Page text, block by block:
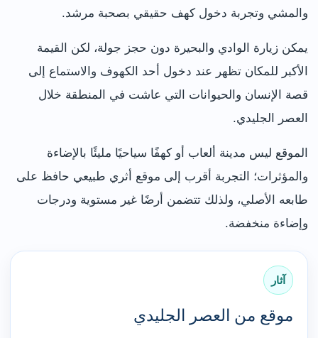
والمشي وتجربة دخول كهف حقيقي بصحبة مرشد.
يمكن زيارة الوادي والبحيرة دون حجز جولة، لكن القيمة
الأكبر للمكان تظهر عند دخول أحد الكهوف والاستماع إلى
قصة الإنسان والحيوانات التي عاشت في المنطقة خلال
العصر الجليدي.
الموقع ليس مدينة ألعاب أو كهفًا سياحيًا مليئًا بالإضاءة
والمؤثرات؛ التجربة أقرب إلى موقع أثري طبيعي حافظ على
طابعه الأصلي، ولذلك تتضمن أرضًا غير مستوية ودرجات
وإضاءة منخفضة.
آثار
موقع من العصر الجليدي